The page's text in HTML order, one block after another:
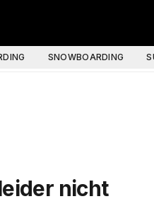
SNOWBOARDING
nicht